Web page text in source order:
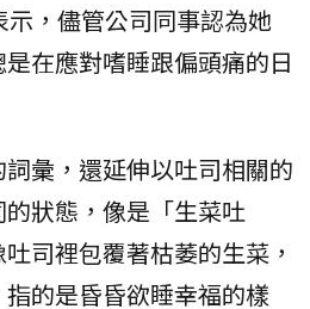
，儘管公司同事認為她
在應對嗜睡跟偏頭痛的日
彙，還延伸以吐司相關的
狀態，像是「生菜吐
司裡包覆著枯萎的生菜，
的是昏昏欲睡幸福的樣